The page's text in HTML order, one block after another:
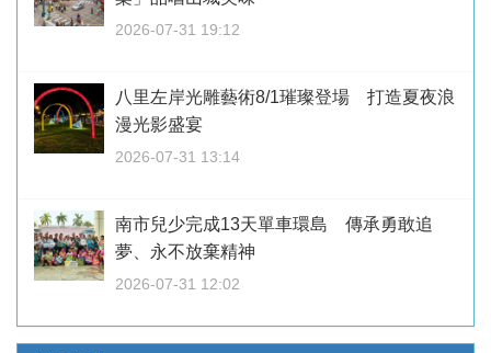
2026-07-31 19:12
八里左岸光雕藝術8/1璀璨登場 打造夏夜浪
漫光影盛宴
2026-07-31 13:14
南市兒少完成13天單車環島 傳承勇敢追
夢、永不放棄精神
2026-07-31 12:02